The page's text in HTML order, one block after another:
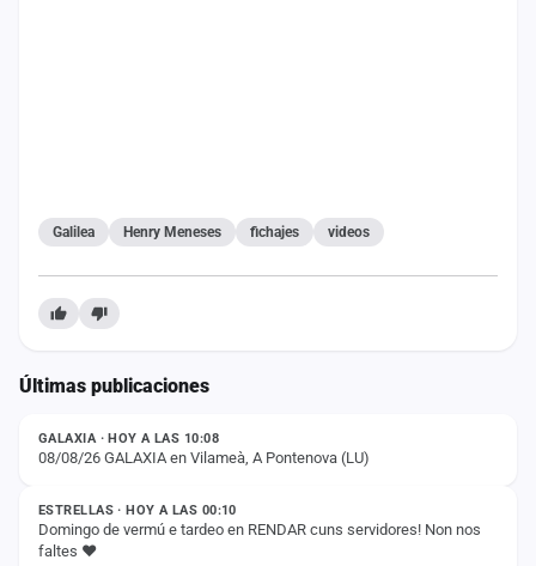
Galilea Henry Meneses fichajes videos
Últimas publicaciones
ESTADO
GALAXIA · HOY A LAS 10:08
08/08/26 GALAXIA en Vilameà, A Pontenova (LU)
ESTADO
ESTRELLAS · HOY A LAS 00:10
Domingo de vermú e tardeo en RENDAR cuns servidores! Non nos
faltes ❤️
ESTADO